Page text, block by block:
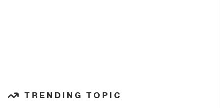
TRENDING TOPIC